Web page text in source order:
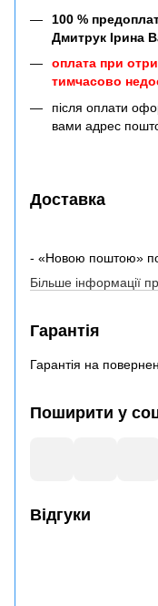
100 %
Дмитрук Ірина
оплата при
тимчасово
після оплати
вами адрес
Доставка
- «Новою поштою» по
Більше інформації
Гарантія
Гарантія на
Поширити у
Відгуки